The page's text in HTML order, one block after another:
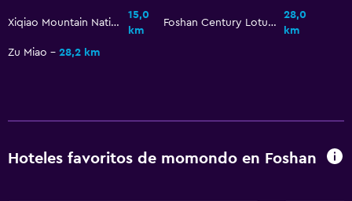
Xiqiao Mountain National Forest Park
15,0
km
Foshan Century Lotus Stadium
28,0
km
Zu Miao
28,2 km
Hoteles favoritos de momondo en Foshan